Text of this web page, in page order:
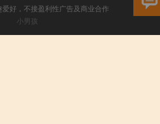
好，不接盈利性广告及商业合作
小男孩